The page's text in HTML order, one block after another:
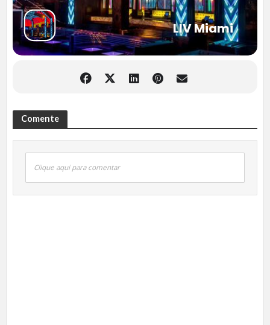
LIV Miami
Comente
Clique aqui para comentar